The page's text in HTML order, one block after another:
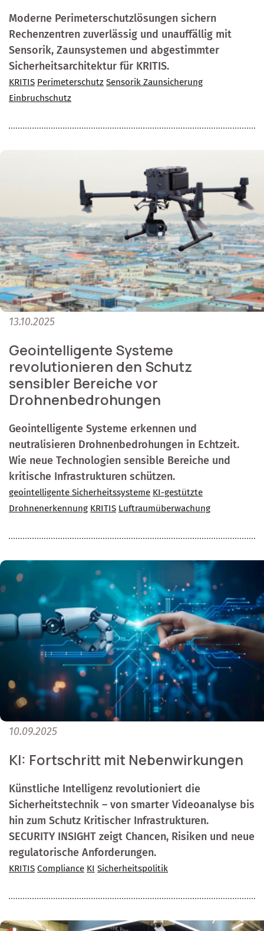
Moderne Perimeterschutzlösungen sichern
Rechenzentren zuverlässig und unauffällig mit
Sensorik, Zaunsystemen und abgestimmter
Sicherheitsarchitektur für KRITIS.
KRITIS Perimeterschutz Sensorik Zaunsicherung
Einbruchschutz
13.10.2025
Geointelligente Systeme
revolutionieren den Schutz
sensibler Bereiche vor
Drohnenbedrohungen
Geointelligente Systeme erkennen und
neutralisieren Drohnenbedrohungen in Echtzeit.
Wie neue Technologien sensible Bereiche und
kritische Infrastrukturen schützen.
geointelligente Sicherheitssysteme KI-gestützte
Drohnenerkennung KRITIS Luftraumüberwachung
10.09.2025
KI: Fortschritt mit Nebenwirkungen
Künstliche Intelligenz revolutioniert die
Sicherheitstechnik – von smarter Videoanalyse bis
hin zum Schutz Kritischer Infrastrukturen.
SECURITY INSIGHT zeigt Chancen, Risiken und neue
regulatorische Anforderungen.
KRITIS Compliance KI Sicherheitspolitik